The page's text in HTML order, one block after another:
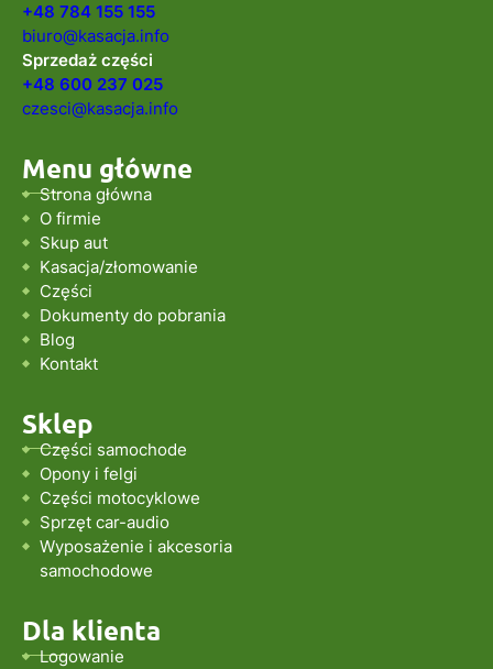
+48 784 155 155
biuro@kasacja.info
Sprzedaż części
+48 600 237 025
czesci@kasacja.info
Menu główne
Strona główna
O firmie
Skup aut
Kasacja/złomowanie
Części
Dokumenty do pobrania
Blog
Kontakt
Sklep
Części samochode
Opony i felgi
Części motocyklowe
Sprzęt car-audio
Wyposażenie i akcesoria
samochodowe
Dla klienta
Logowanie